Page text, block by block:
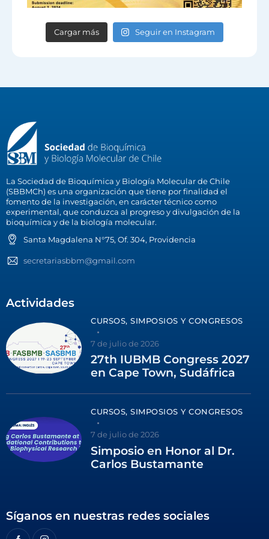
Cargar más Seguir en Instagram
La Sociedad de Bioquímica y Biología Molecular de Chile
(SBBMCh) es una organización que tiene por finalidad el
fomento de la investigación, en carácter técnico como
experimental, que conduzca al progreso y divulgación de la
bioquímica y de la biología molecular.
Santa Magdalena N°75, Of. 304, Providencia
secretariasbbm@gmail.com
Actividades
CURSOS, SIMPOSIOS Y CONGRESOS
7 de julio de 2026
27th IUBMB Congress 2027
en Cape Town, Sudáfrica
CURSOS, SIMPOSIOS Y CONGRESOS
7 de julio de 2026
Simposio en Honor al Dr.
Carlos Bustamante
Síganos en nuestras redes sociales